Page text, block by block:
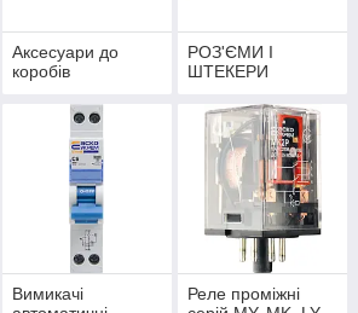
Аксесуари до
коробів
РОЗ'ЄМИ І
ШТЕКЕРИ
Вимикачі
Реле проміжні